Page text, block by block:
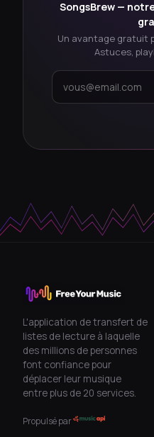
SongsBrew —
Un avantage gratuit
Astuces,
L'application de transfert de
listes de lecture à laquelle
des millions de personnes
font confiance pour
déplacer leur musique
entre plus de 20 services.
Propulsé par